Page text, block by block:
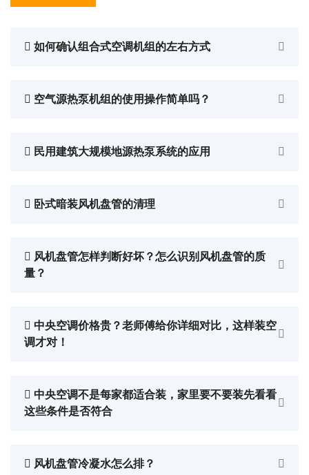
如何确认组合式空调机组的左右方式
空气源热泵机组的使用操作简单吗？
民用建筑大规模地源热泵系统的应用
卧式暗装风机盘管的清理
风机盘管怎样判断好坏？怎么识别风机盘管的质
量？
中央空调价格贵？老师傅给你详细对比，这样装空
调才对！
中央空调不是每家都适合装，家里要不要装先看看
这些条件是否符合
风机盘管冷凝水怎么排？